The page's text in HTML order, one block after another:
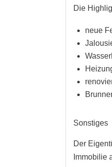
Die
neue
Sonstiges
Der
Immobilie